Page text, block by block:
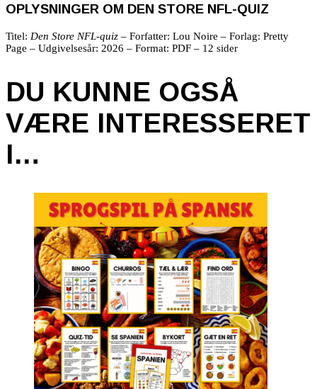
OPLYSNINGER OM DEN STORE NFL-QUIZ
Titel: Den Store NFL-quiz – Forfatter: Lou Noire – Forlag: Pretty
Page – Udgivelsesår: 2026 – Format: PDF – 12 sider
DU KUNNE OGSÅ
VÆRE INTERESSERET
I…